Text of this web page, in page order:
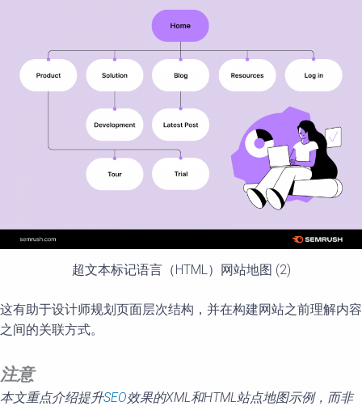
超文本标记语言（HTML）网站地图 (2)
这有助于设计师规划页面层次结构，并在构建网站之前理解内容
之间的关联方式。
注意
本文重点介绍提升SEO效果的XML和HTML站点地图示例，而非